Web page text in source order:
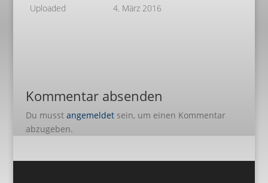
Uploaded 4. März 2016
Kommentar absenden
Du musst angemeldetsein, um einen Kommentar
abzugeben.